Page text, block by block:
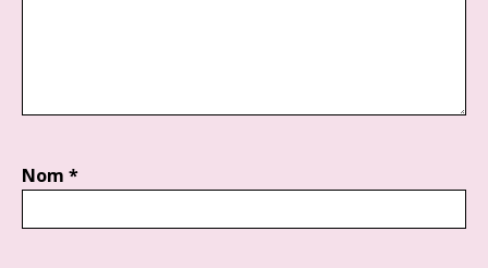
Nom *